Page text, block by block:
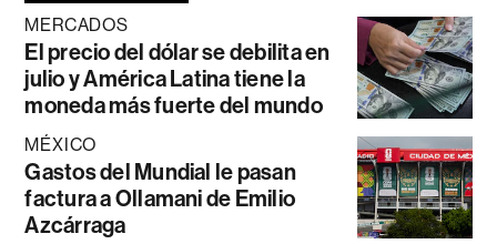
MERCADOS
El precio del dólar se debilita en
julio y América Latina tiene la
moneda más fuerte del mundo
MÉXICO
Gastos del Mundial le pasan
factura a Ollamani de Emilio
Azcárraga